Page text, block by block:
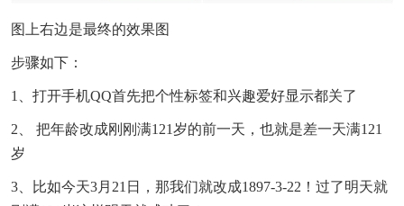
图上右边是最终的效果图
步骤如下：
1、打开手机QQ首先把个性标签和兴趣爱好显示都关了
2、 把年龄改成刚刚满121岁的前一天，也就是差一天满121
岁
3、比如今天3月21日，那我们就改成1897-3-22！过了明天就